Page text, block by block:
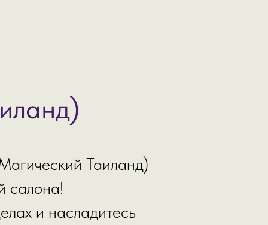
Таиланд)
салона!
и насладитесь